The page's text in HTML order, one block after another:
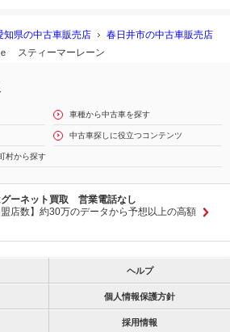
知県の中古車販売店
春日井市の中古車販売店
スティーマーレーン
車種から中古車を探す
中古車探しに役立つコンテンツ
村から探す
ーネット買取 営業電話なし
盟店数】約30万のデータから予想以上の高額
ヘルプ
個人情報保護方針
採用情報